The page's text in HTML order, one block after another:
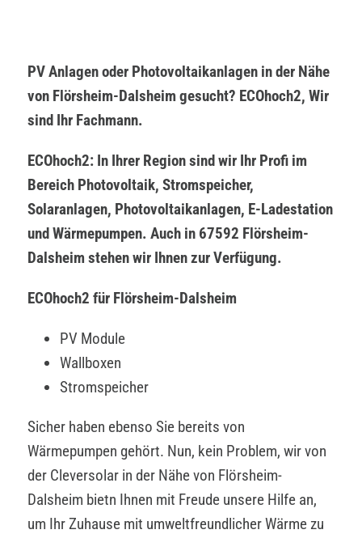
PV Anlagen oder Photovoltaikanlagen in der Nähe
von Flörsheim-Dalsheim gesucht? ECOhoch2, Wir
sind Ihr Fachmann.
ECOhoch2: In Ihrer Region sind wir Ihr Profi im
Bereich Photovoltaik, Stromspeicher,
Solaranlagen, Photovoltaikanlagen, E-Ladestation
und Wärmepumpen. Auch in 67592 Flörsheim-
Dalsheim stehen wir Ihnen zur Verfügung.
ECOhoch2 für Flörsheim-Dalsheim
PV Module
Wallboxen
Stromspeicher
Sicher haben ebenso Sie bereits von
Wärmepumpen gehört. Nun, kein Problem, wir von
der Cleversolar in der Nähe von Flörsheim-
Dalsheim bietn Ihnen mit Freude unsere Hilfe an,
um Ihr Zuhause mit umweltfreundlicher Wärme zu